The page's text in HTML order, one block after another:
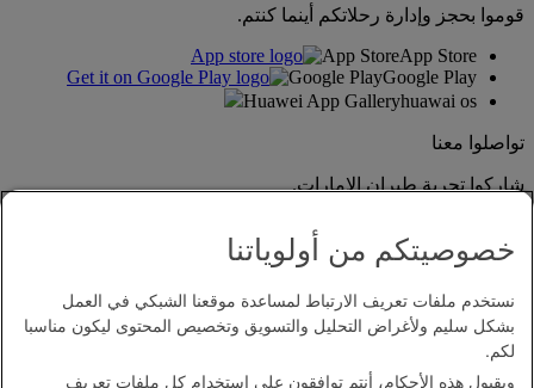
قوموا بحجز وإدارة رحلاتكم أينما كنتم.
App StoreApp Store
Google PlayGoogle Play
Huawei App Galleryhuawai os
تواصلوا معنا
شاركوا تجربة طيران الإمارات.
خصوصيتكم من أولوياتنا
نستخدم ملفات تعريف الارتباط لمساعدة موقعنا الشبكي في العمل
بشكل سليم ولأغراض التحليل والتسويق وتخصيص المحتوى ليكون مناسبا
لكم.
وبقبول هذه الأحكام، أنتم توافقون على استخدام كل ملفات تعريف